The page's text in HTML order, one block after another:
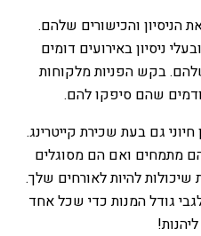
הניסיון והכישורים שלהם.
ניסיון באירועים דומים
בקש הפניות מלקוחות
שהם סיפקו להם.
גם בעת שכירת קייטרינג.
מתמחים ואם הם מסוגלים
שיכולות להיות לאורחים שלך.
גודל המנות כדי שכל אחד